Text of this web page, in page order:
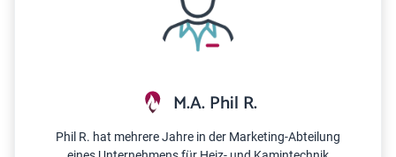
M.A. Phil R.
Phil R. hat mehrere Jahre in der Marketing-Abteilung